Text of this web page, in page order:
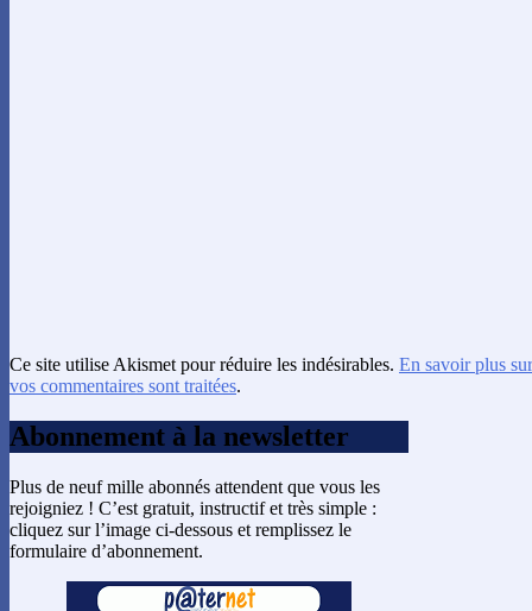
Ce site utilise Akismet pour réduire les indésirables. En savoir plus
vos commentaires sont traitées.
Abonnement à la newsletter
Plus de neuf mille abonnés attendent que vous les
rejoigniez ! C’est gratuit, instructif et très simple :
cliquez sur l’image ci-dessous et remplissez le
formulaire d’abonnement.